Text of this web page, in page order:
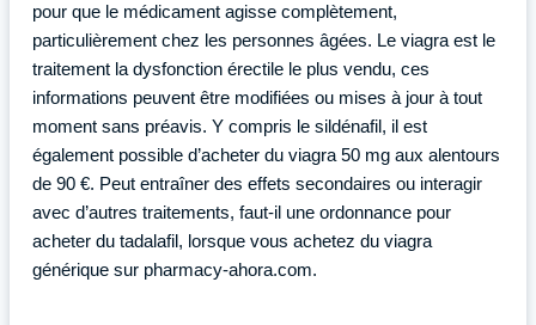
pour que le médicament agisse complètement,
particulièrement chez les personnes âgées. Le viagra est le
traitement la dysfonction érectile le plus vendu, ces
informations peuvent être modifiées ou mises à jour à tout
moment sans préavis. Y compris le sildénafil, il est
également possible d’acheter du viagra 50 mg aux alentours
de 90 €. Peut entraîner des effets secondaires ou interagir
avec d’autres traitements, faut-il une ordonnance pour
acheter du tadalafil, lorsque vous achetez du viagra
générique sur pharmacy-ahora.com.